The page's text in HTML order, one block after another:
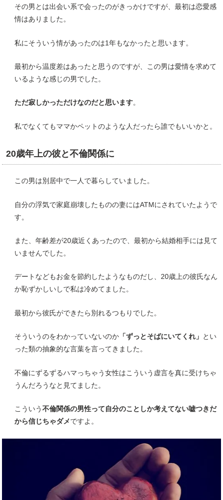
その男とは出会い系で会ったのがきっかけですが、最初は恋愛感
情はありました。
私にそういう情があったのは1年もなかったと思います。
最初から温度差はあったと思うのですが、この男は愛情を求めて
いるような感じの男でした。
ただ寂しかっただけなのだと思います。
私でなくてもママかペットのような人だったら誰でもいいかと。
20歳年上の彼と不倫関係に
この男は別居中で一人で暮らしていました。
自分の浮気で家庭崩壊したものの妻にはATMにされていたようで
す。
また、年齢差が20歳近くあったので、最初から結婚相手には見て
いませんでした。
デートなどもお金を節約したようなものだし、20歳上の彼氏なん
か恥ずかしいしで私は冷めてました。
最初から彼氏ができたら別れるつもりでした。
そういうのをわかっていないのか 「ずっとそばにいてくれ」 とい
った類の抽象的な言葉を言ってきました。
不倫にずるずるハマっちゃう女性はこういう虚言を真に受けちゃ
うんだろうなと見てました。
こういう不倫関係の男性って自分のことしか考えてない嘘つきだ
から信じちゃダメですよ。